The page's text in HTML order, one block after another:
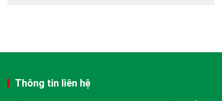
Thông tin liên hệ